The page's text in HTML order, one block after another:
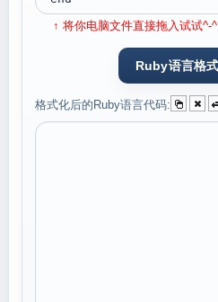
↑ 将你电脑文件直接拖入试试^-^
格式化后的Ruby语言代码: